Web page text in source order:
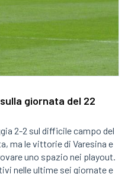
giornata del 22
2-2 sul difficile campo del
ma le vittorie di Varesina e
uno spazio nei playout.
nelle ultime sei giornate e